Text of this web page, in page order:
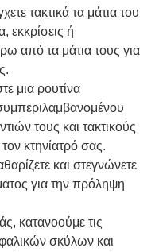
τακτικά τα μάτια του
εκκρίσεις ή
από τα μάτια τους για
μια ρουτίνα
τους και τακτικούς
κτηνίατρό σας.
και στεγνώνετε
για την πρόληψη
κατανοούμε τις
σκύλων και